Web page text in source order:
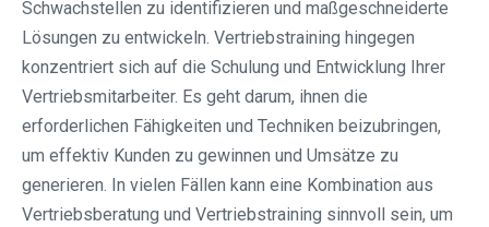
Schwachstellen zu identifizieren und maßgeschneiderte
Lösungen zu entwickeln. Vertriebstraining hingegen
konzentriert sich auf die Schulung und Entwicklung Ihrer
Vertriebsmitarbeiter. Es geht darum, ihnen die
erforderlichen Fähigkeiten und Techniken beizubringen,
um effektiv Kunden zu gewinnen und Umsätze zu
generieren. In vielen Fällen kann eine Kombination aus
Vertriebsberatung und Vertriebstraining sinnvoll sein, um